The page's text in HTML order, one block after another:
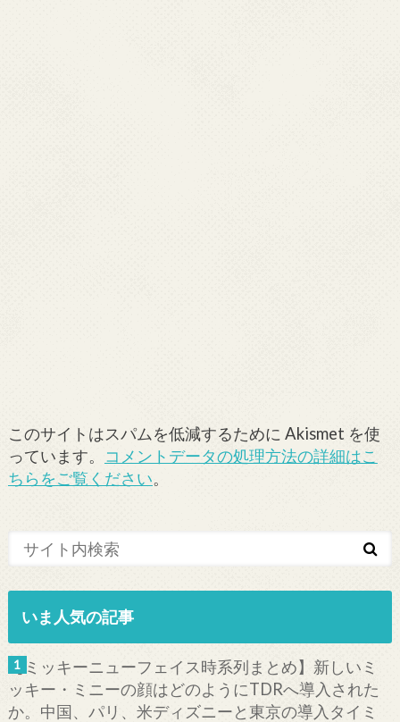
このサイトはスパムを低減するために Akismet を使
っています。 コメントデータの処理方法の詳細はこ
ちらをご覧ください。
いま人気の記事
【ミッキーニューフェイス時系列まとめ】新しいミ
ッキー・ミニーの顔はどのようにTDRへ導入された
か。中国、パリ、米ディズニーと東京の導入タイミ